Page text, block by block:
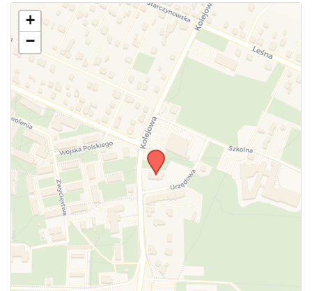
Użyj tego formularza aby przesłać informację o
zmianach w powyższym mityngu.
+
−